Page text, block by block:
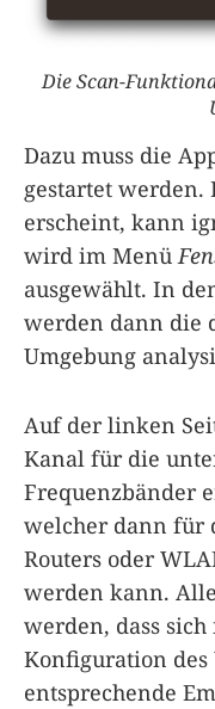
Die Scan-
Dazu muss die
gestartet werden.
erscheint, kann
wird im Menü
ausgewählt. In
werden dann die
Umgebung
Auf der linken
Kanal für die
Frequenzbänder
welcher dann für
Routers oder
werden kann.
werden, dass
Konfiguration des
entsprechende